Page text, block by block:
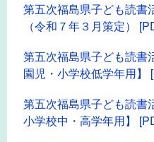
第五次福島県子ども読書
（令和７年３月策定）
第五次福島県子ども読
園児・小学校低学年用】
第五次福島県子ども読
小学校中・高学年用】